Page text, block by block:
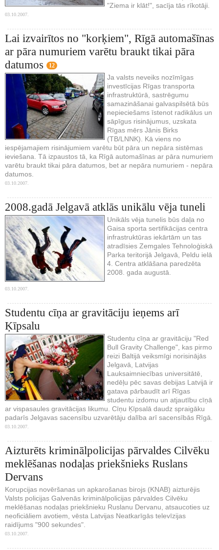
"Ziema ir klāt!", sacīja tās rīkotāji.
03.10.2007.
Lai izvairītos no "korķiem", Rīgā automašīnas
ar pāra numuriem varētu braukt tikai pāra
datumos
12
Ja valsts neveiks nozīmīgas
investīcijas Rīgas transporta
infrastruktūrā, sastrēgumu
samazināšanai galvaspilsētā būs
nepieciešams īstenot radikālus un
sāpīgus risinājumus, uzskata
Rīgas mērs Jānis Birks
(TB/LNNK). Kā viens no
iespējamajiem risinājumiem varētu būt pāra un nepāra sistēmas
ieviešana. Tā izpaustos tā, ka Rīgā automašīnas ar pāra numuriem
varētu braukt tikai pāra datumos, bet ar nepāra numuriem - nepāra
datumos.
03.10.2007.
2008.gadā Jelgavā atklās unikālu vēja tuneli
Unikāls vēja tunelis būs daļa no
Gaisa sporta sertifikācijas centra
infrastruktūras iekārtām un tas
atradīsies Zemgales Tehnoloģiskā
Parka teritorijā Jelgavā, Peldu ielā
4. Centra atklāšana paredzēta
2008. gada augustā.
03.10.2007.
Studentu cīņa ar gravitāciju ieņems arī
Ķīpsalu
Studentu cīņa ar gravitāciju "Red
Bull Gravity Challenge", kas pirmo
reizi Baltijā veiksmīgi norisinājās
Jelgavā, Latvijas
Lauksaimniecības universitātē,
nedēļu pēc savas debijas Latvijā ir
gatava pārbaudīt arī Rīgas
studentu izdomu un atjautību cīņā
ar vispasaules gravitācijas likumu. Cīņu Ķīpsalā daudz spraigāku
padarīs Jelgavas sacensību uzvarētāju dalība arī sacensībās Rīgā.
03.10.2007.
Aizturēts kriminālpolicijas pārvaldes Cilvēku
meklēšanas nodaļas priekšnieks Ruslans
Dervans
Korupcijas novēršanas un apkarošanas birojs (KNAB) aizturējis
Valsts policijas Galvenās kriminālpolicijas pārvaldes Cilvēku
meklēšanas nodaļas priekšnieku Ruslanu Dervanu, atsaucoties uz
neoficiāliem avotiem, vēsta Latvijas Neatkarīgās televīzijas
raidījums "900 sekundes".
03.10.2007.